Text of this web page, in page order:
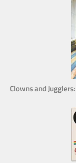
Clowns and